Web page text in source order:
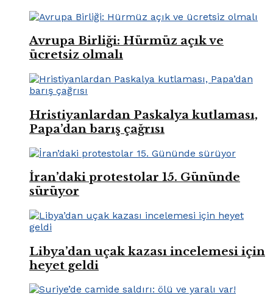
Avrupa Birliği: Hürmüz açık ve
ücretsiz olmalı
Hristiyanlardan Paskalya kutlaması,
Papa’dan barış çağrısı
İran’daki protestolar 15. Gününde
sürüyor
Libya’dan uçak kazası incelemesi için
heyet geldi